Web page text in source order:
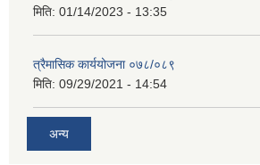
मिति: 01/14/2023 - 13:35
त्रैमासिक कार्ययोजना ०७८/०८९
मिति: 09/29/2021 - 14:54
अन्य